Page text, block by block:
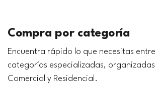
Compra por categoría
Encuentra rápido lo que necesitas entre
categorías especializadas,
Comercial y Residencial.